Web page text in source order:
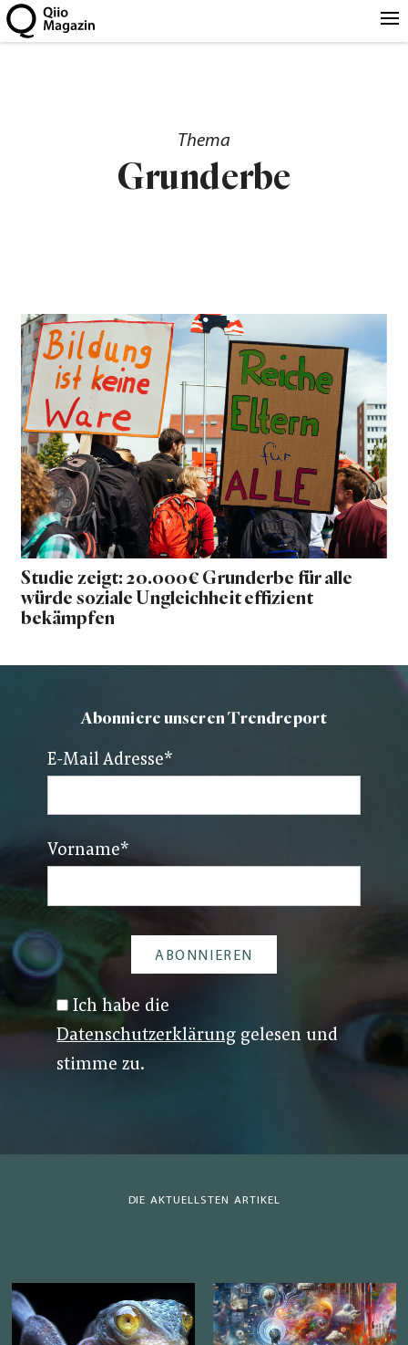
Thema
Grunderbe
Studie zeigt: 20.000€ Grunderbe für alle
würde soziale Ungleichheit effizient
bekämpfen
Abonniere unseren Trendreport
E-Mail Adresse*
Vorname*
Ich habe die
Datenschutzerklärung gelesen und
stimme zu.
DIE AKTUELLSTEN ARTIKEL